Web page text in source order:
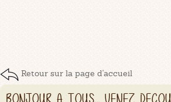
Retour sur la page d'accueil